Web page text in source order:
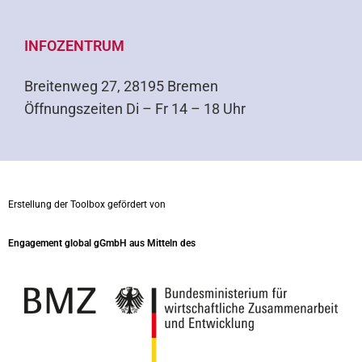
INFOZENTRUM
Breitenweg 27, 28195 Bremen
Öffnungszeiten Di – Fr 14 – 18 Uhr
Erstellung der Toolbox gefördert von
Engagement global gGmbH aus Mitteln des